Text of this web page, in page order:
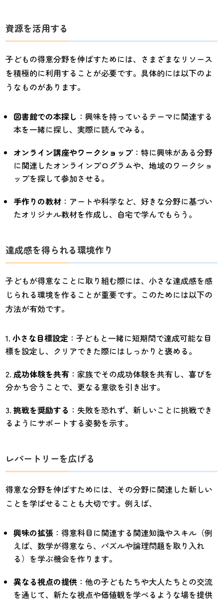
資源を活用する
子どもの得意分野を伸ばすためには、さまざまなリソース
を積極的に利用することが必要です。具体的には以下のよ
うなものがあります。
図書館での本探し ：興味を持っているテーマに関連する
本を一緒に探し、実際に読んでみる。
オンライン講座やワークショップ ：特に興味がある分野
に関連したオンラインプログラムや、地域のワークショ
ップを探して参加させる。
手作りの教材 ：アートや科学など、好きな分野に基づい
たオリジナル教材を作成し、自宅で学んでもらう。
達成感を得られる環境作り
子どもが得意なことに取り組む際には、小さな達成感を感
じられる環境を作ることが重要です。このためには以下の
方法が有効です。
小さな目標設定 ：子どもと一緒に短期間で達成可能な目
標を設定し、クリアできた際にはしっかりと褒める。
成功体験を共有 ：家族でその成功体験を共有し、喜びを
分かち合うことで、更なる意欲を引き出す。
挑戦を奨励する ：失敗を恐れず、新しいことに挑戦でき
るようにサポートする姿勢を示す。
レパートリーを広げる
得意な分野を伸ばすためには、その分野に関連した新しい
ことを学ばせることも大切です。例えば、
興味の拡張 ：得意科目に関連する関連知識やスキル（例
えば、数学が得意なら、パズルや論理問題を取り入れ
る）を学ぶ機会を作ります。
異なる視点の提供 ：他の子どもたちや大人たちとの交流
を通じて、新たな視点や価値観を学べるような場を提供